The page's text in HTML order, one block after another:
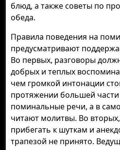
блюд, а также советы по
обеда.
Правила поведения на
предусматривают
Во первых, разговоры
добрых и теплых
чем громкой интонации
протяжении большей
поминальные речи, а в
читают молитвы. Во
прибегать к шуткам и
трапезой не принято.